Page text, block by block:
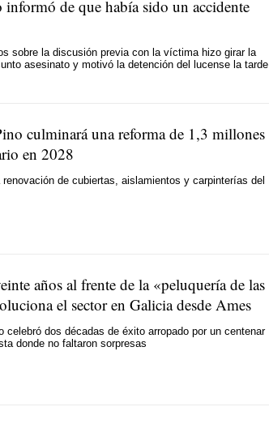
informó de que había sido un accidente
sobre la discusión previa con la víctima hizo girar la
asesinato y motivó la detención del lucense la tarde
culminará una reforma de 1,3 millones
en 2028
de cubiertas, aislamientos y carpinterías del
años al frente de la «peluquería de las
el sector en Galicia desde Ames
celebró dos décadas de éxito arropado por un centenar
donde no faltaron sorpresas